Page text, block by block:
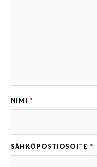
NIMI *
SÄHKÖPOSTIOSOITE *